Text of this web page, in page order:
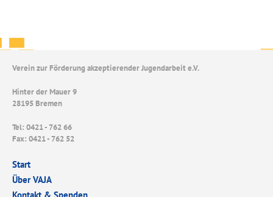
Verein zur Förderung akzeptierender Jugendarbeit e.V.
Hinter der Mauer 9
28195 Bremen
Tel: 0421 - 762 66
Fax: 0421 - 762 52
Start
Über VAJA